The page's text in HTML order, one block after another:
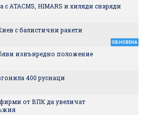
с ATACMS, HIMARS и хиляди снаряди
с балистични ракети
ОБНОВЕНА
извънредно положение
400 руснаци
от ВПК да увеличат